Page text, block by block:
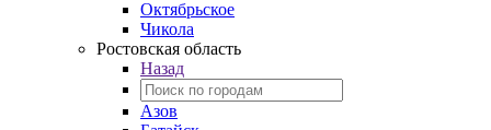
Октябрьское
Чикола
Ростовская область
Назад
Азов